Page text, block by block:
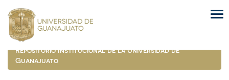
navigation
Repositorio Institucional de la Universidad de
Guanajuato